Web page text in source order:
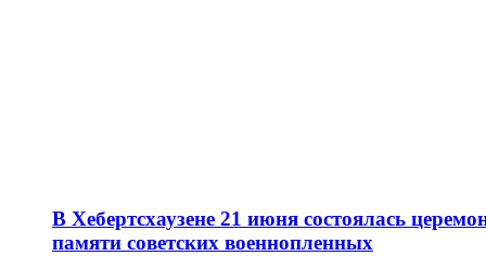
В Хебертсхаузене 21 июня состоялась
памяти советских военнопленных